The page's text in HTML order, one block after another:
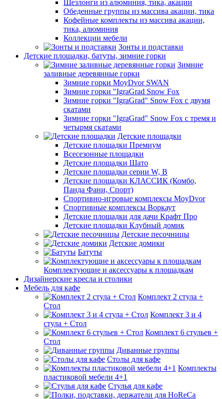
Шезлонги из алюминия, тика, акации
Обеденные группы из массива акации, тика
Кофейные комплекты из массива акации,
тика, алюминия
Коллекции мебели
Зонты и подставки
Детские площадки, батуты, зимние горки
Зимние
заливные деревянные горки
Зимние горки MoyDvor SWAN
Зимние горки "IgraGrad Snow Fox
Зимние горки "IgraGrad" Snow Fox с двумя
скатами
Зимние горки "IgraGrad" Snow Fox с тремя и
четырмя скатами
Детские площадки
Детские площадки Премиум
Всесезонные площадки
Детские площадки Шато
Детские площадки серии W, В
Детские площадки КЛАССИК (Комбо,
Панда Фани, Спорт)
Спортивно-игровые комплексы MoyDvor
Спортивные комплексы Воркаут
Детские площадки для дачи Крафт Про
Детские площадки Клубный домик
Детские песочницы
Детские домики
Батуты
Комплектующие и аксессуары к площадкам
Дизайнерские кресла и столики
Мебель для кафе
Комплект 2 стула +
Стол
Комплект 3 и 4
стула + Стол
Комплект 6 стульев +
Стол
Диванные группы
Столы для кафе
Комплекты
пластиковой мебели 4+1
Стулья для кафе